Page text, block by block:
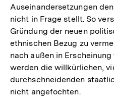
Auseinandersetzungen
nicht in Frage stellt. So
Gründung der neuen
ethnischen Bezug zu
nach außen in
werden die willkürlichen,
durchschneidenden
nicht angefochten.